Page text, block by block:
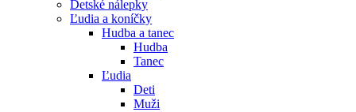
Detské nálepky
Ľudia a koníčky
Hudba a tanec
Hudba
Tanec
Ľudia
Deti
Muži